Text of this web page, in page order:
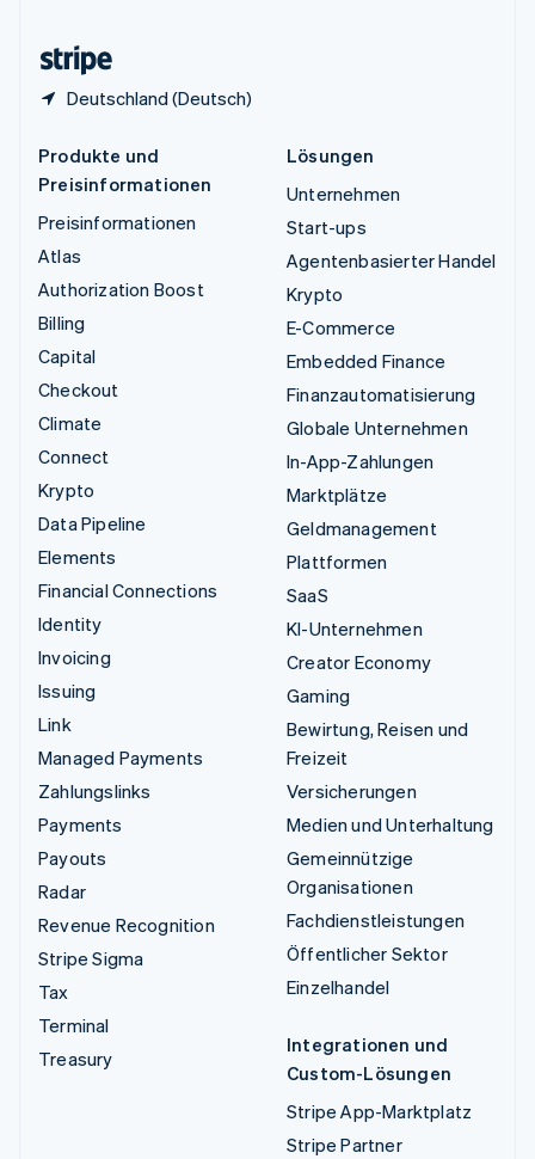
Deutschland (Deutsch)
Produkte und
Preisinformationen
Preisinformationen
Atlas
Authorization Boost
Billing
Capital
Checkout
Climate
Connect
Krypto
Data Pipeline
Elements
Financial Connections
Identity
Invoicing
Issuing
Link
Managed Payments
Zahlungslinks
Payments
Payouts
Radar
Revenue Recognition
Stripe Sigma
Tax
Terminal
Treasury
Lösungen
Unternehmen
Start-ups
Agentenbasierter Handel
Krypto
E-Commerce
Embedded Finance
Finanzautomatisierung
Globale Unternehmen
In-App-Zahlungen
Marktplätze
Geldmanagement
Plattformen
SaaS
KI-Unternehmen
Creator Economy
Gaming
Bewirtung, Reisen und
Freizeit
Versicherungen
Medien und Unterhaltung
Gemeinnützige
Organisationen
Fachdienstleistungen
Öffentlicher Sektor
Einzelhandel
Integrationen und
Custom-Lösungen
Stripe App-Marktplatz
Stripe Partner